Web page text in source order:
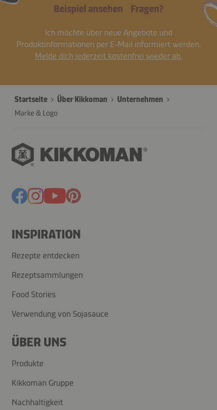
Beispiel ansehen Fragen?
Ich möchte über neue Angebote und
Produktinformationen per E-Mail informiert werden.
Melde dich jederzeit kostenfrei wieder ab.
Startseite Über Kikkoman
Unternehmen
Marke & Logo
INSPIRATION
Rezepte entdecken
Rezeptsammlungen
Food Stories
Verwendung von Sojasauce
ÜBER UNS
Produkte
Kikkoman Gruppe
Nachhaltigkeit